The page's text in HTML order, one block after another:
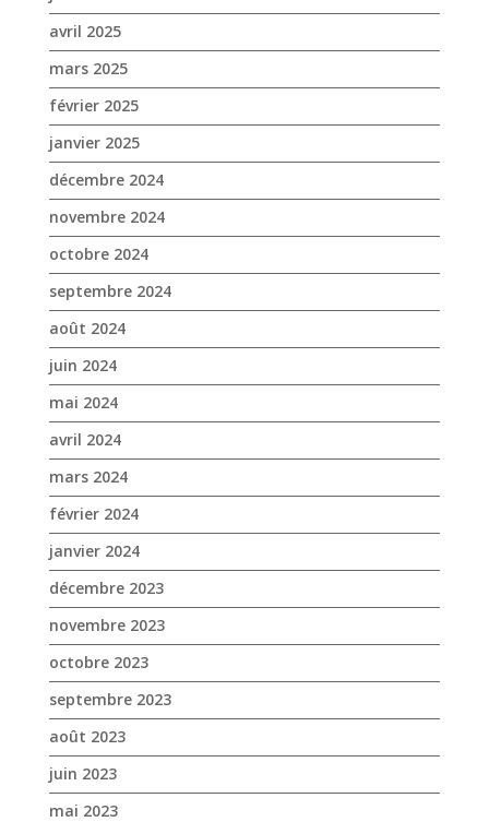
avril 2025
mars 2025
février 2025
janvier 2025
décembre 2024
novembre 2024
octobre 2024
septembre 2024
août 2024
juin 2024
mai 2024
avril 2024
mars 2024
février 2024
janvier 2024
décembre 2023
novembre 2023
octobre 2023
septembre 2023
août 2023
juin 2023
mai 2023